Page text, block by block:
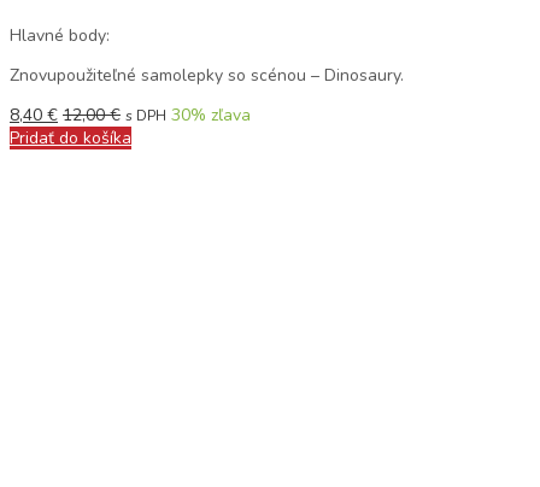
Hlavné body:
Znovupoužiteľné samolepky so scénou – Dinosaury.
8,40 € 12,00€ s DPH 30% zľava
Pridať do košíka